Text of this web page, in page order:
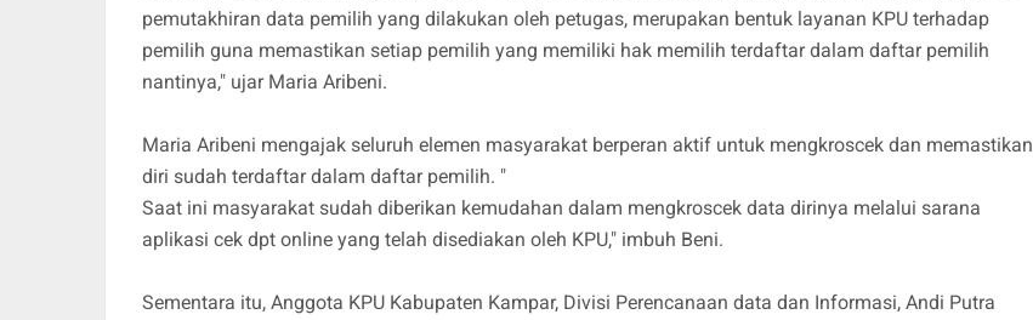
pemutakhiran data pemilih yang dilakukan oleh petugas, merupakan bentuk layanan KPU terhadap
pemilih guna memastikan setiap pemilih yang memiliki hak memilih terdaftar dalam daftar pemilih
nantinya," ujar Maria Aribeni.
Maria Aribeni mengajak seluruh elemen masyarakat berperan aktif untuk mengkroscek dan memastikan
diri sudah terdaftar dalam daftar pemilih. "
Saat ini masyarakat sudah diberikan kemudahan dalam mengkroscek data dirinya melalui sarana
aplikasi cek dpt online yang telah disediakan oleh KPU," imbuh Beni.
Sementara itu, Anggota KPU Kabupaten Kampar, Divisi Perencanaan data dan Informasi, Andi Putra